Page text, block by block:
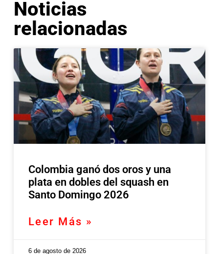
Noticias
relacionadas
Colombia ganó dos oros y una
plata en dobles del squash en
Santo Domingo 2026
Leer Más »
6 de agosto de 2026